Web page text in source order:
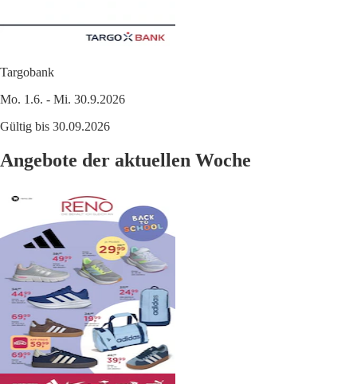
Targobank
Mo. 1.6. - Mi. 30.9.2026
Gültig bis 30.09.2026
Angebote der aktuellen Woche